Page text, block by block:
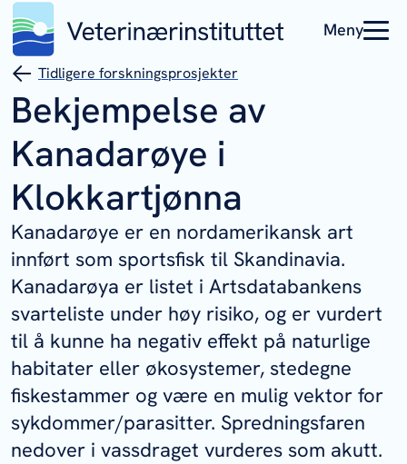
Meny
Tidligere forskningsprosjekter
Bekjempelse av
Kanadarøye i
Klokkartjønna
Kanadarøye er en nordamerikansk art
innført som sportsfisk til Skandinavia.
Kanadarøya er listet i Artsdatabankens
svarteliste under høy risiko, og er vurdert
til å kunne ha negativ effekt på naturlige
habitater eller økosystemer, stedegne
fiskestammer og være en mulig vektor for
sykdommer/parasitter. Spredningsfaren
nedover i vassdraget vurderes som akutt.